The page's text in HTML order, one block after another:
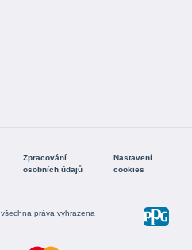
Zpracování
osobních údajů
Nastavení
cookies
všechna práva vyhrazena